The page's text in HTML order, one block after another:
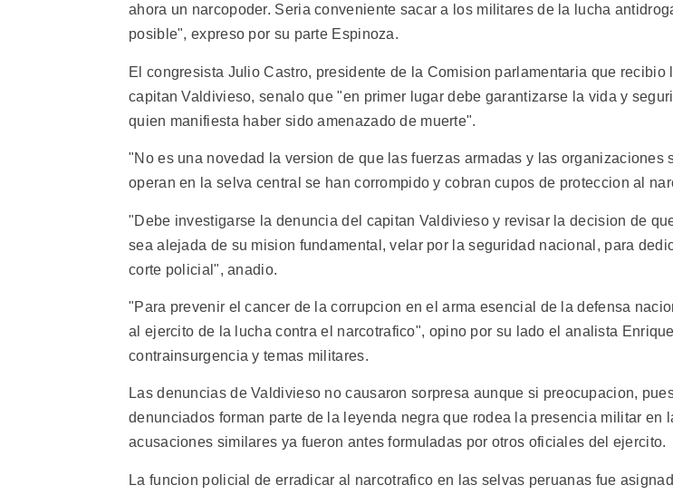
ahora un narcopoder. Seria conveniente sacar a los militares de la lucha
posible", expreso por su parte Espinoza.
El congresista Julio Castro, presidente de la Comision parlamentaria que recibio
capitan Valdivieso, senalo que "en primer lugar debe garantizarse la vida y
quien manifiesta haber sido amenazado de muerte".
"No es una novedad la version de que las fuerzas armadas y las organizaciones
operan en la selva central se han corrompido y cobran cupos de proteccion al
"Debe investigarse la denuncia del capitan Valdivieso y revisar la decision de
sea alejada de su mision fundamental, velar por la seguridad nacional, para
corte policial", anadio.
"Para prevenir el cancer de la corrupcion en el arma esencial de la defensa
al ejercito de la lucha contra el narcotrafico", opino por su lado el analista
contrainsurgencia y temas militares.
Las denuncias de Valdivieso no causaron sorpresa aunque si preocupacion,
denunciados forman parte de la leyenda negra que rodea la presencia militar en
acusaciones similares ya fueron antes formuladas por otros oficiales del ejercito.
La funcion policial de erradicar al narcotrafico en las selvas peruanas fue